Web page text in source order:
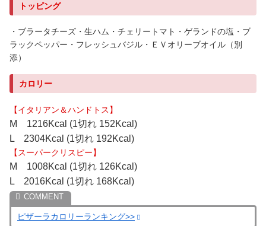
トッピング
・ブラータチーズ・生ハム・チェリートマト・ゲランドの塩・ブ
ラックペッパー・フレッシュバジル・ＥＶオリーブオイル（別
添）
カロリー
【イタリアン＆ハンドトス】
M 1216Kcal (1切れ 152Kcal)
L 2304Kcal (1切れ 192Kcal)
【スーパークリスピー】
M 1008Kcal (1切れ 126Kcal)
L 2016Kcal (1切れ 168Kcal)
ピザーラカロリーランキング>>